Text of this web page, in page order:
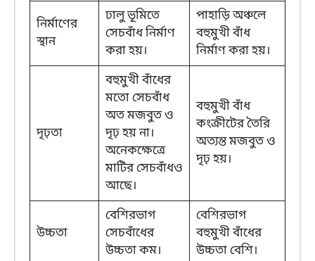
নির্মাণের
স্থান
ঢালু ভূমিতে
সেচবাঁধ নির্মাণ
করা হয়।
পাহাড়ি অঞ্চলে
বহুমুখী বাঁধ
নির্মাণ করা হয়।
দৃঢ়তা
বহুমুখী বাঁধের
মতো সেচবাঁধ
অত মজবুত ও
দৃঢ় হয় না।
অনেকক্ষেত্রে
মাটির সেচবাঁধও
আছে।
বহুমুখী বাঁধ
কংক্রীটের তৈরি
অত্যন্ত মজবুত ও
দৃঢ় হয়।
উচ্চতা
বেশিরভাগ
সেচবাঁধের
উচ্চতা কম।
বেশিরভাগ
বহুমুখী বাঁধের
উচ্চতা বেশি।